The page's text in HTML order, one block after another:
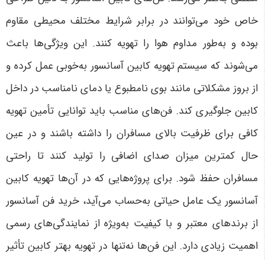
خاص خود می‌توانند در برابر شرایط مختلف محیطی مقاوم
بوده و به‌طور مداوم هوا را تهویه کنند. این ویژگی‌ها باعث
می‌شوند که سیستم تهویه کابین آسانسور به‌خوبی عمل کرده و
از بروز مشکلاتی مانند بوی نامطبوع یا دمای نامناسب در داخل
کابین جلوگیری کند. فن‌های مناسب باید توانایی تأمین تهویه
کافی برای ظرفیت بالای مسافران را داشته باشند و در عین
حال کمترین میزان صدای اضافی را تولید کنند تا راحتی
مسافران حفظ شود. برای پروژه‌هایی که در آن‌ها تهویه کابین
آسانسور یک عامل حیاتی به‌حساب می‌آید، خرید فن آسانسور
از برندهای معتبر و با کیفیت به‌ویژه از نمایندگی‌های رسمی
اهمیت زیادی دارد. این فن‌ها نه‌تنها در تهویه بهتر کابین تأثیر